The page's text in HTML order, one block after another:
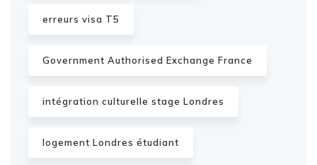
erreurs visa T5
Government Authorised Exchange France
intégration culturelle stage Londres
logement Londres étudiant